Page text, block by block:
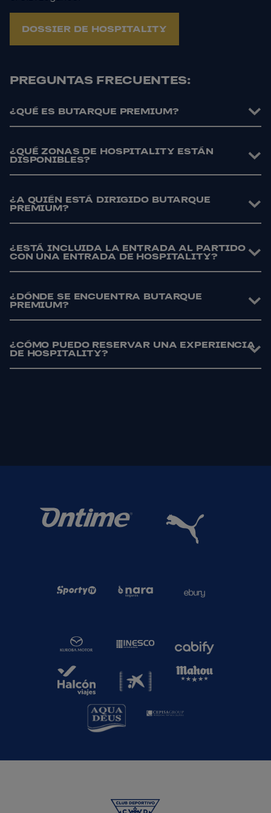
DOSSIER DE HOSPITALITY
PREGUNTAS FRECUENTES:
¿QUÉ ES BUTARQUE PREMIUM?
¿QUÉ ZONAS DE HOSPITALITY ESTÁN
DISPONIBLES?
¿A QUIÉN ESTÁ DIRIGIDO BUTARQUE
PREMIUM?
¿ESTÁ INCLUIDA LA ENTRADA AL PARTIDO
CON UNA ENTRADA DE HOSPITALITY?
¿DÓNDE SE ENCUENTRA BUTARQUE
PREMIUM?
¿CÓMO PUEDO RESERVAR UNA EXPERIENCIA
DE HOSPITALITY?